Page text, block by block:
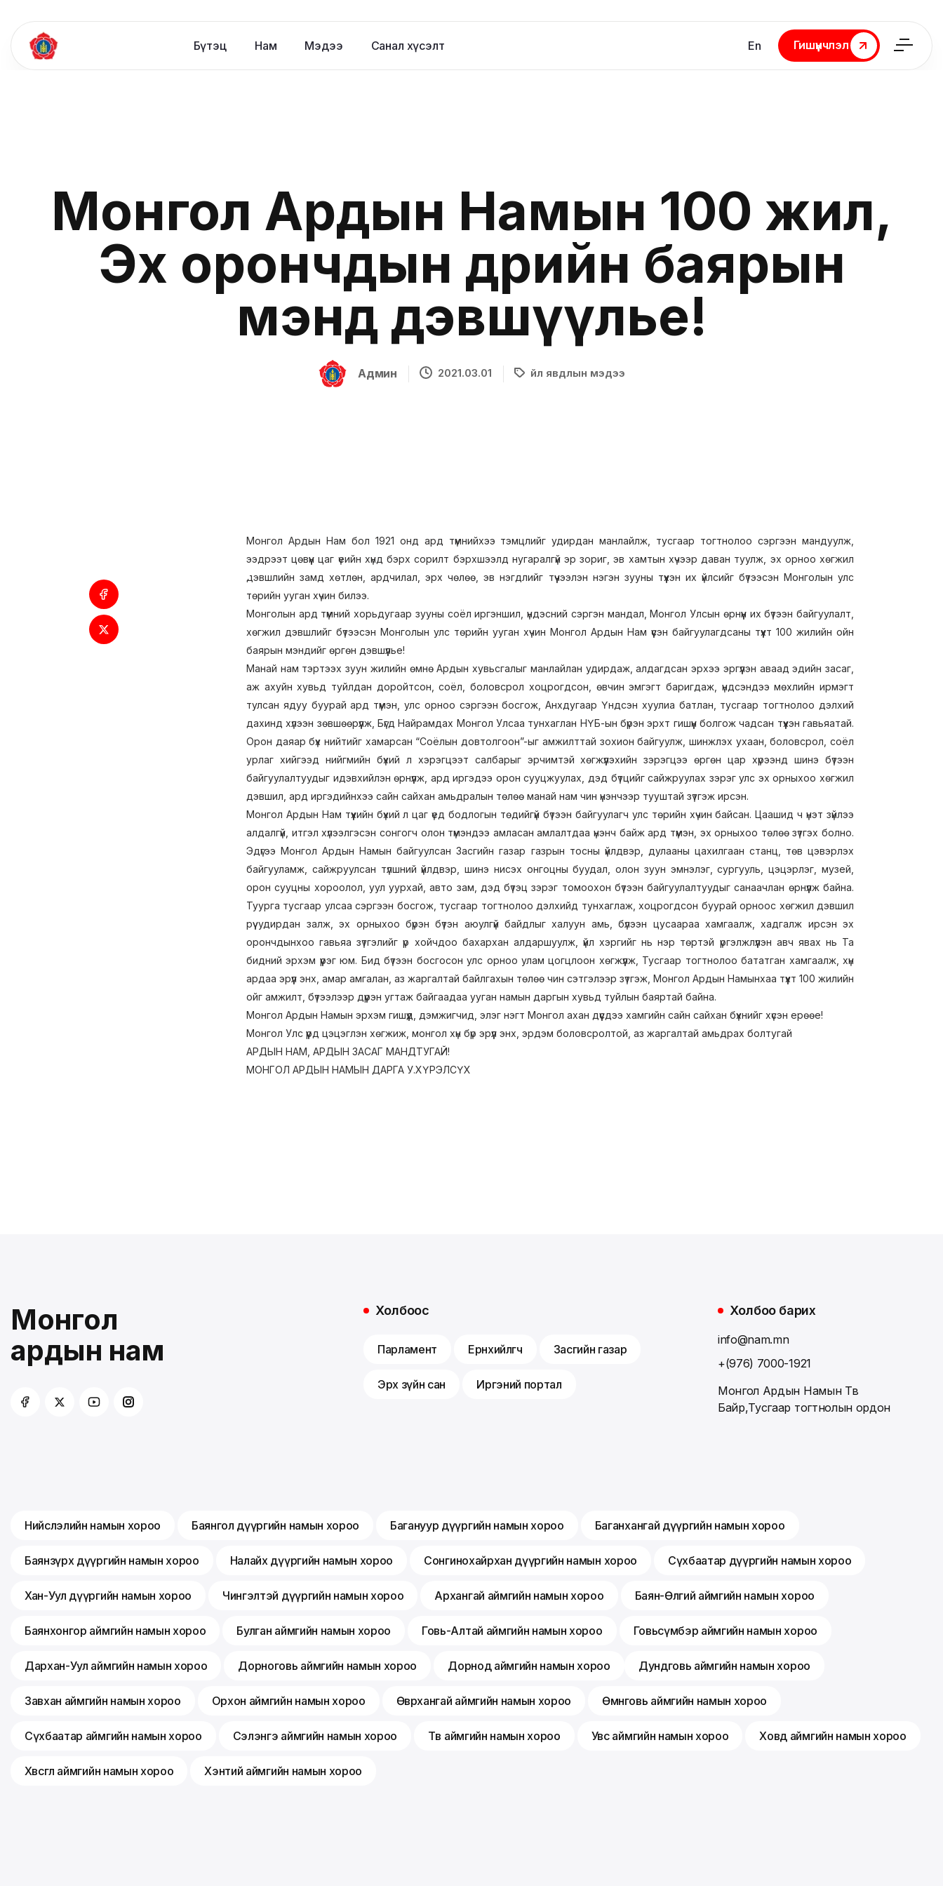
Бүтэц Нам Мэдээ Санал хүсэлт En
Гишүүнчлэл
Гишүүнчлэл
Монгол Ардын Намын 100 жил,
Эх орончдын өдрийн баярын
мэнд дэвшүүлье!
Админ 2021.03.01 Үйл явдлын мэдээ
Монгол Ардын Нам бол 1921 онд ард түмнийхээ тэмцлийг удирдан манлайлж, тусгаар тогтнолоо сэргээн мандуулж,
ээдрээт цөвүүн цаг үеийн хүнд бэрх сорилт бэрхшээлд нугаралгүй эр зориг, эв хамтын хүчээр даван туулж, эх орноо хөгжил
дэвшлийн замд хөтлөн, ардчилал, эрх чөлөө, эв нэгдлийг түүчээлэн нэгэн зууны түүхэн их үйлсийг бүтээсэн Монголын улс
төрийн ууган хүчин билээ.
Монголын ард түмний хорьдугаар зууны соёл иргэншил, үндэсний сэргэн мандал, Монгол Улсын өрнүүн их бүтээн байгуулалт,
хөгжил дэвшлийг бүтээсэн Монголын улс төрийн ууган хүчин Монгол Ардын Нам үүсэн байгуулагдсаны түүхт 100 жилийн ойн
баярын мэндийг өргөн дэвшүүлье!
Манай нам тэртээх зуун жилийн өмнө Ардын хувьсгалыг манлайлан удирдаж, алдагдсан эрхээ эргүүлэн аваад эдийн засаг,
аж ахуйн хувьд туйлдан доройтсон, соёл, боловсрол хоцрогдсон, өвчин эмгэгт баригдаж, үндсэндээ мөхлийн ирмэгт
тулсан ядуу буурай ард түмэн, улс орноо сэргээн босгож, Анхдугаар Үндсэн хуулиа батлан, тусгаар тогтнолоо дэлхий
дахинд хүлээн зөвшөөрүүлж, Бүгд Найрамдах Монгол Улсаа тунхаглан НҮБ-ын бүрэн эрхт гишүүн болгож чадсан түүхэн гавьяатай.
Орон даяар бүх нийтийг хамарсан “Соёлын довтолгоон”-ыг амжилттай зохион байгуулж, шинжлэх ухаан, боловсрол, соёл
урлаг хийгээд нийгмийн бүхий л хэрэгцээт салбарыг эрчимтэй хөгжүүлэхийн зэрэгцээ өргөн цар хүрээнд шинэ бүтээн
байгуулалтуудыг идэвхийлэн өрнүүлж, ард иргэдээ орон сууцжуулах, дэд бүтцийг сайжруулах зэрэг улс эх орныхоо хөгжил
дэвшил, ард иргэдийнхээ сайн сайхан амьдралын төлөө манай нам чин үнэнчээр тууштай зүтгэж ирсэн.
Монгол Ардын Нам түүхийн бүхий л цаг үед бодлогын төдийгүй бүтээн байгуулагч улс төрийн хүчин байсан. Цаашид ч үнэт зүйлээ
алдалгүй, итгэл хүлээлгэсэн сонгогч олон түмэндээ амласан амлалтдаа үнэнч байж ард түмэн, эх орныхоо төлөө зүтгэх болно.
Эдүгээ Монгол Ардын Намын байгуулсан Засгийн газар газрын тосны үйлдвэр, дулааны цахилгаан станц, төв цэвэрлэх
байгууламж, сайжруулсан түлшний үйлдвэр, шинэ нисэх онгоцны буудал, олон зуун эмнэлэг, сургууль, цэцэрлэг, музей,
орон сууцны хороолол, уул уурхай, авто зам, дэд бүтэц зэрэг томоохон бүтээн байгуулалтуудыг санаачлан өрнүүлж байна.
Туурга тусгаар улсаа сэргээн босгож, тусгаар тогтнолоо дэлхийд тунхаглаж, хоцрогдсон буурай орноос хөгжил дэвшил
рүү удирдан залж, эх орныхоо бүрэн бүтэн аюулгүй байдлыг халуун амь, бүлээн цусаараа хамгаалж, хадгалж ирсэн эх
орончдынхоо гавьяа зүтгэлийг үр хойчдоо бахархан алдаршуулж, үйл хэргийг нь нэр төртэй үргэлжлүүлэн авч явах нь Та
бидний эрхэм үүрэг юм. Бид бүтээн босгосон улс орноо улам цогцлоон хөгжүүлж, Тусгаар тогтнолоо бататган хамгаалж, хүн
ардаа эрүүл энх, амар амгалан, аз жаргалтай байлгахын төлөө чин сэтгэлээр зүтгэж, Монгол Ардын Намынхаа түүхт 100 жилийн
ойг амжилт, бүтээлээр дүүрэн угтаж байгаадаа ууган намын даргын хувьд туйлын баяртай байна.
Монгол Ардын Намын эрхэм гишүүд, дэмжигчид, элэг нэгт Монгол ахан дүүсдээ хамгийн сайн сайхан бүхнийг хүсэн ерөөе!
Монгол Улс үүрд цэцэглэн хөгжиж, монгол хүн бүр эрүүл энх, эрдэм боловсролтой, аз жаргалтай амьдрах болтугай
АРДЫН НАМ, АРДЫН ЗАСАГ МАНДТУГАЙ!
МОНГОЛ АРДЫН НАМЫН ДАРГА У.ХҮРЭЛСҮХ
Монгол
ардын нам
Холбоос
Парламент Ерөнхийлөгч Засгийн газар
Эрх зүйн сан Иргэний портал
Холбоо барих
info@nam.mn
+(976) 7000-1921
Монгол Ардын Намын Төв
Байр,Тусгаар тогтнолын ордон
Нийслэлийн намын хороо Баянгол дүүргийн намын хороо Багануур дүүргийн намын хороо Баганхангай дүүргийн намын хороо
Баянзүрх дүүргийн намын хороо Налайх дүүргийн намын хороо Сонгинохайрхан дүүргийн намын хороо Сүхбаатар дүүргийн намын хороо
Хан-Уул дүүргийн намын хороо Чингэлтэй дүүргийн намын хороо Архангай аймгийн намын хороо Баян-Өлгий аймгийн намын хороо
Баянхонгор аймгийн намын хороо Булган аймгийн намын хороо Говь-Алтай аймгийн намын хороо Говьсүмбэр аймгийн намын хороо
Дархан-Уул аймгийн намын хороо Дорноговь аймгийн намын хороо Дорнод аймгийн намын хороо Дундговь аймгийн намын хороо
Завхан аймгийн намын хороо Орхон аймгийн намын хороо Өвөрхангай аймгийн намын хороо Өмнөговь аймгийн намын хороо
Сүхбаатар аймгийн намын хороо Сэлэнгэ аймгийн намын хороо Төв аймгийн намын хороо Увс аймгийн намын хороо Ховд аймгийн намын хороо
Хөвсгөл аймгийн намын хороо Хэнтий аймгийн намын хороо